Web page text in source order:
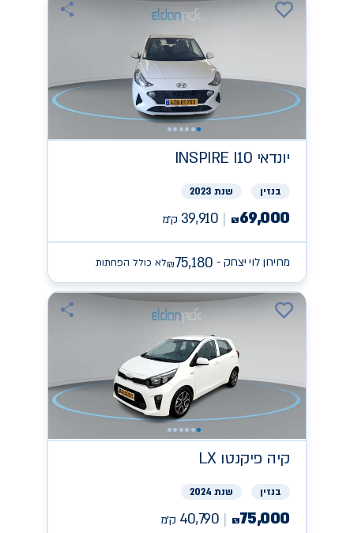
יונדאי INSPIRE I10
בנזין שנת 2023
₪69,000
39,910 ק״מ
מחירון לוי יצחק - ₪75,180 לא כולל הפחתות
קיה פיקנטו LX
בנזין שנת 2024
₪75,000
40,790 ק״מ